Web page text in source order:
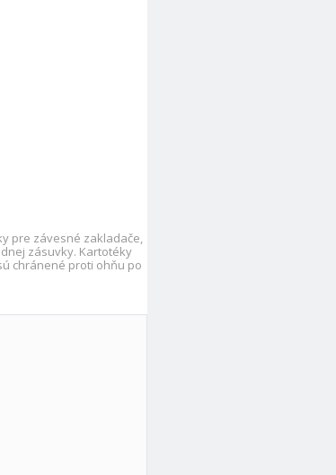
pre závesné zakladače,
zásuvky. Kartotéky
chránené proti ohňu po